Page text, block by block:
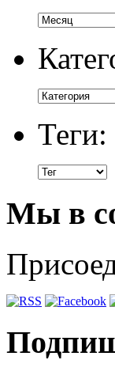
Теги:
Мы в